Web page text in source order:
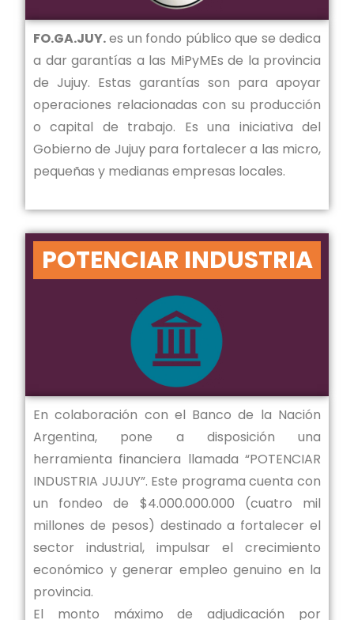
FO.GA.JUY.es un fondo público que se dedica
a dar garantías a las MiPyMEs de la provincia
de Jujuy. Estas garantías son para apoyar
operaciones relacionadas con su producción
o capital de trabajo. Es una iniciativa del
Gobierno de Jujuy para fortalecer a las micro,
pequeñas y medianas empresas locales.
POTENCIAR INDUSTRIA
En colaboración con el Banco de la Nación
Argentina, pone a disposición una
herramienta financiera llamada “POTENCIAR
INDUSTRIA JUJUY”. Este programa cuenta con
un fondeo de $4.000.000.000 (cuatro mil
millones de pesos) destinado a fortalecer el
sector industrial, impulsar el crecimiento
económico y generar empleo genuino en la
provincia.
El monto máximo de adjudicación por